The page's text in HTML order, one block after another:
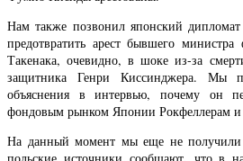
Нам также позвонил японский
предотвратить арест бывшего
Такенака, очевидно, в шоке из-за
защитника Генри Киссинджера. Мы
объяснения в интервью, почему он
фондовым рынком Японии Рокфеллерам
На данный момент мы еще не получили